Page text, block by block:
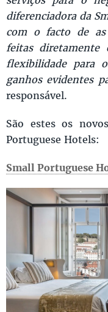
diferenciadora da
com o facto de as
feitas
flexibilidade para
ganhos evidentes
responsável.
São estes os
Portuguese Hotels:
Small Portuguese